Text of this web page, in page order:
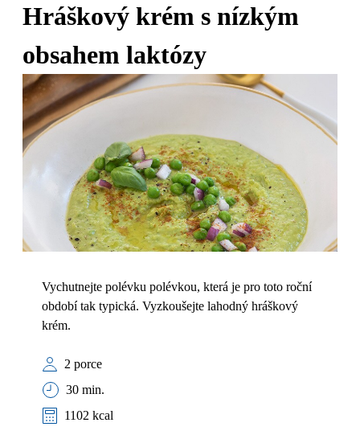
Hráškový krém s nízkým
obsahem laktózy
Vychutnejte polévku polévkou, která je pro toto roční
období tak typická. Vyzkoušejte lahodný hráškový
krém.
2 porce
30 min.
1102 kcal